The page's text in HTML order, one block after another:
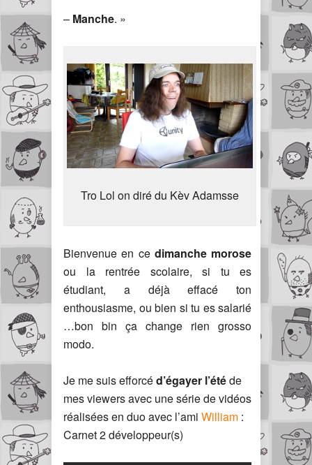
– Manche. »
Tro Lol on diré du Kèv Adamsse
Bienvenue en ce dimanche morose
ou la rentrée scolaire, si tu es
étudiant, a déjà effacé ton
enthousiasme, ou bien si tu es salarié
…bon bin ça change rien grosso
modo.
Je me suis efforcéd’égayer l’étéde
mes viewers avec une série de vidéos
réalisées en duo avec l’ami William :
Carnet 2 développeur(s)